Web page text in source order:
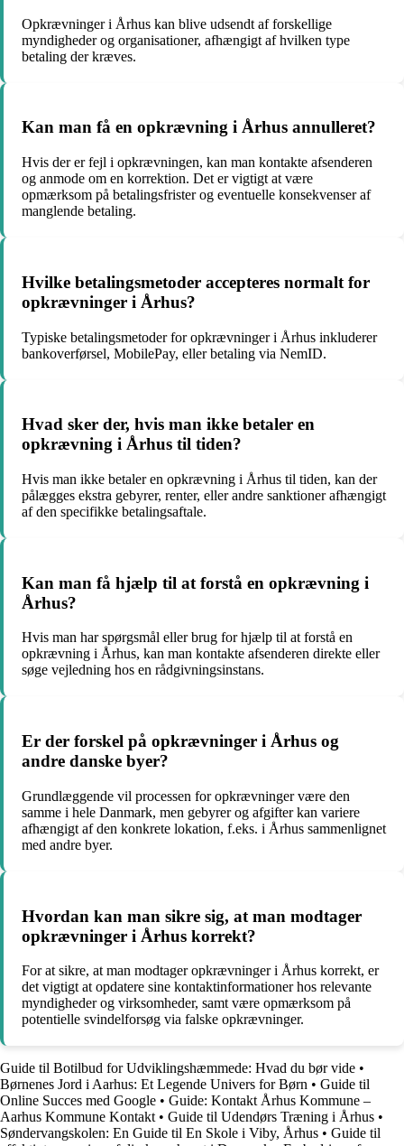
Opkrævninger i Århus kan blive udsendt af forskellige
myndigheder og organisationer, afhængigt af hvilken type
betaling der kræves.
Kan man få en opkrævning i Århus annulleret?
Hvis der er fejl i opkrævningen, kan man kontakte afsenderen
og anmode om en korrektion. Det er vigtigt at være
opmærksom på betalingsfrister og eventuelle konsekvenser af
manglende betaling.
Hvilke betalingsmetoder accepteres normalt for
opkrævninger i Århus?
Typiske betalingsmetoder for opkrævninger i Århus inkluderer
bankoverførsel, MobilePay, eller betaling via NemID.
Hvad sker der, hvis man ikke betaler en
opkrævning i Århus til tiden?
Hvis man ikke betaler en opkrævning i Århus til tiden, kan der
pålægges ekstra gebyrer, renter, eller andre sanktioner afhængigt
af den specifikke betalingsaftale.
Kan man få hjælp til at forstå en opkrævning i
Århus?
Hvis man har spørgsmål eller brug for hjælp til at forstå en
opkrævning i Århus, kan man kontakte afsenderen direkte eller
søge vejledning hos en rådgivningsinstans.
Er der forskel på opkrævninger i Århus og
andre danske byer?
Grundlæggende vil processen for opkrævninger være den
samme i hele Danmark, men gebyrer og afgifter kan variere
afhængigt af den konkrete lokation, f.eks. i Århus sammenlignet
med andre byer.
Hvordan kan man sikre sig, at man modtager
opkrævninger i Århus korrekt?
For at sikre, at man modtager opkrævninger i Århus korrekt, er
det vigtigt at opdatere sine kontaktinformationer hos relevante
myndigheder og virksomheder, samt være opmærksom på
potentielle svindelforsøg via falske opkrævninger.
Guide til Botilbud for Udviklingshæmmede: Hvad du bør vide •
Børnenes Jord i Aarhus: Et Legende Univers for Børn • Guide til
Online Succes med Google • Guide: Kontakt Århus Kommune –
Aarhus Kommune Kontakt • Guide til Udendørs Træning i Århus •
Søndervangskolen: En Guide til En Skole i Viby, Århus • Guide til